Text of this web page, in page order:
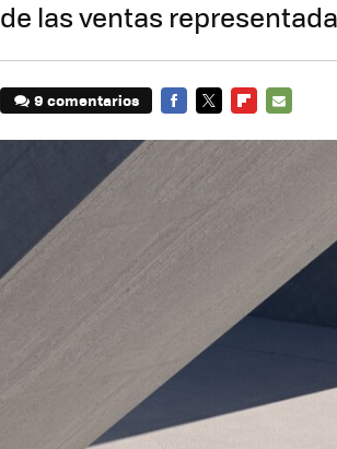
de las ventas
9 comentarios